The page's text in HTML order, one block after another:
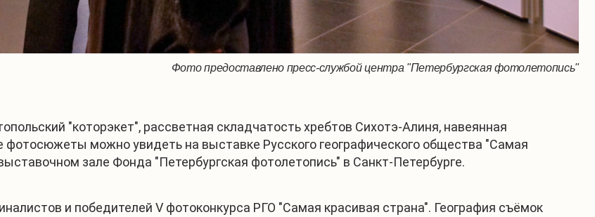
Фото предоставлено пресс-службой центра "Петербургская фотолетопись"
"которэкет", рассветная складчатость хребтов Сихотэ-Алиня, навеянная
фотосюжеты можно увидеть на выставке Русского географического общества "Самая
зале Фонда "Петербургская фотолетопись" в Санкт-Петербурге.
и победителей V фотоконкурса РГО "Самая красивая страна". География съёмок